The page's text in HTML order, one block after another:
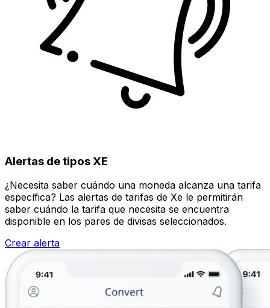
Alertas de tipos XE
¿Necesita saber cuándo una moneda alcanza una tarifa
específica? Las alertas de tarifas de Xe le permitirán
saber cuándo la tarifa que necesita se encuentra
disponible en los pares de divisas seleccionados.
Crear alerta